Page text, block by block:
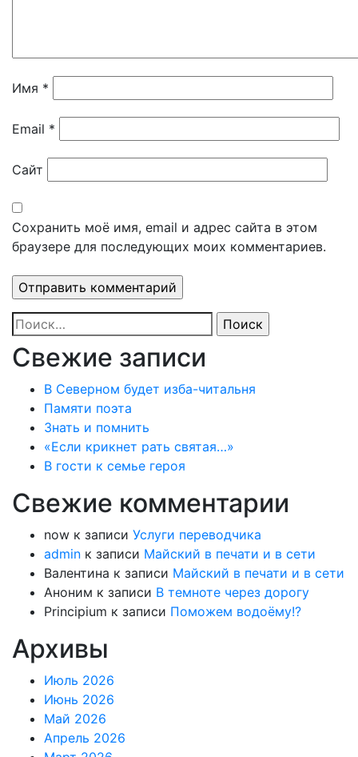
Имя *
Email *
Сайт
Сохранить моё имя, email и адрес сайта в этом
браузере для последующих моих комментариев.
Найти:
Свежие записи
В Северном будет изба-читальня
Памяти поэта
Знать и помнить
«Если крикнет рать святая…»
В гости к семье героя
Свежие комментарии
now к записи Услуги переводчика
admin к записи Майский в печати и в сети
Валентина к записи Майский в печати и в сети
Аноним к записи В темноте через дорогу
Principium к записи Поможем водоёму!?
Архивы
Июль 2026
Июнь 2026
Май 2026
Апрель 2026